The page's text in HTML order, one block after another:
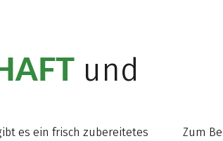
und
es ein frisch zubereitetes
Zum